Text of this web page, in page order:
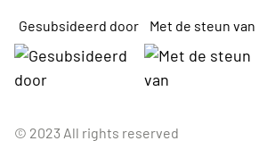
Gesubsideerd door Met de steun van
© 2023 All rights reserved